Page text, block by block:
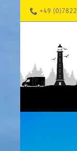
+49 (0)7822